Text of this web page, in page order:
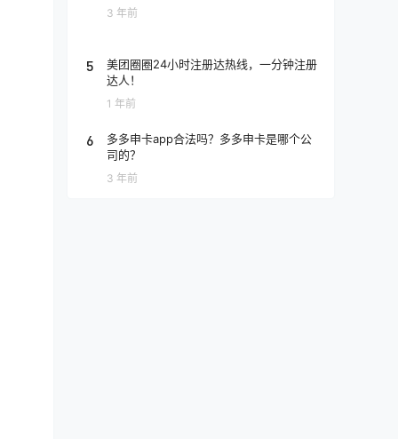
3 年前
5
美团圈圈24小时注册达热线，一分钟注册
达人！
1 年前
6
多多申卡app合法吗？多多申卡是哪个公
司的？
3 年前